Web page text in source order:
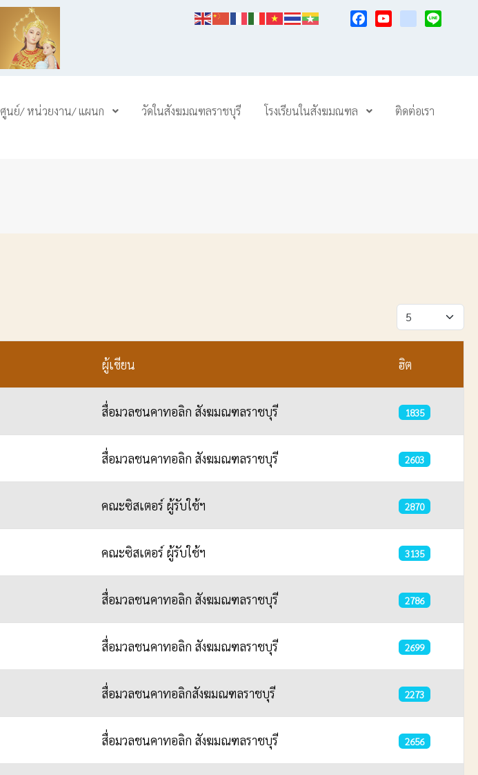
ศูนย์/ หน่วยงาน/ แผนก วัดในสังฆมณฑลราชบุรี โรงเรียนในสังฆมณฑล ติดต่อเรา
แสดง #
ผู้เขียน ฮิต
สื่อมวลชนคาทอลิก สังฆมณฑลราชบุรี 1835
สื่อมวลชนคาทอลิก สังฆมณฑลราชบุรี 2603
คณะซิสเตอร์ ผู้รับใช้ฯ 2870
คณะซิสเตอร์ ผู้รับใช้ฯ 3135
สื่อมวลชนคาทอลิก สังฆมณฑลราชบุรี 2786
สื่อมวลชนคาทอลิก สังฆมณฑลราชบุรี 2699
สื่อมวลชนคาทอลิกสังฆมณฑลราชบุรี 2273
สื่อมวลชนคาทอลิก สังฆมณฑลราชบุรี 2656